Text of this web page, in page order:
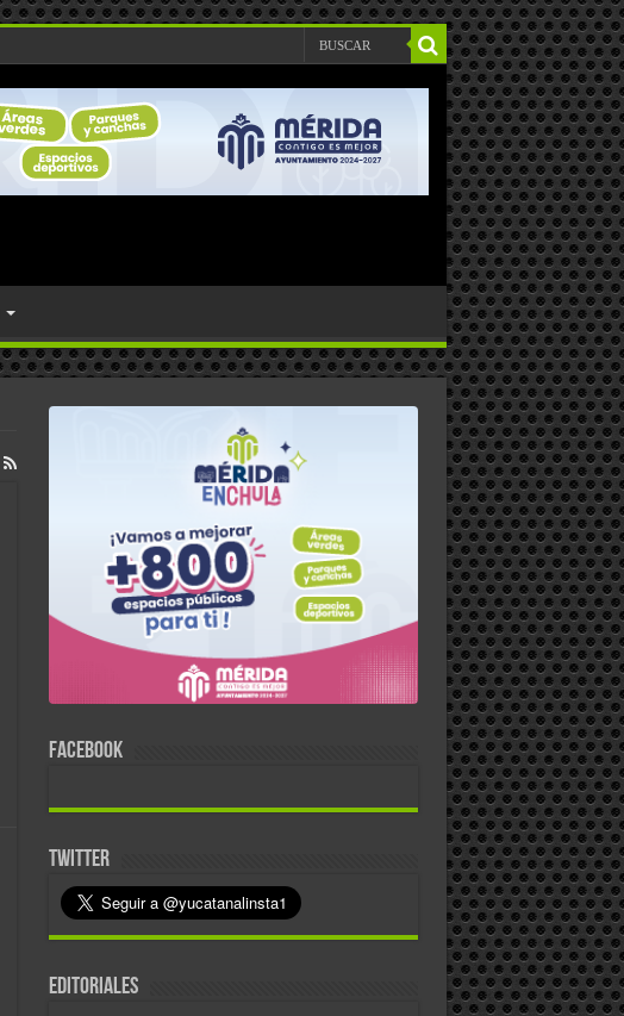
FACEBOOK
TWITTER
EDITORIALES